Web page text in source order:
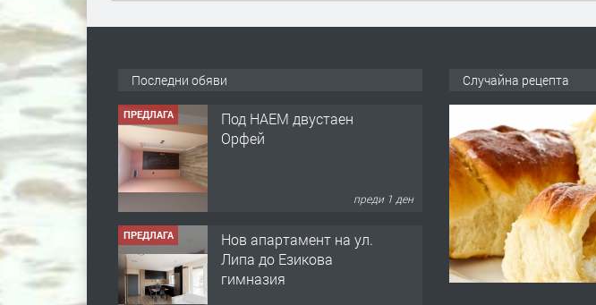
Последни обяви
ПРЕДЛАГА
Под НАЕМ двустаен
Орфей
преди 1 ден
ПРЕДЛАГА
Нов апартамент на ул.
Липа до Езикова
гимназия
Случайна рецепта